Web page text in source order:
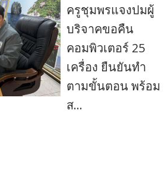
ครูชุมพรแจงปมผู้
บริจาคขอคืน
คอมพิวเตอร์ 25
เครื่อง ยืนยันทำ
ตามขั้นตอน พร้อม
ส…